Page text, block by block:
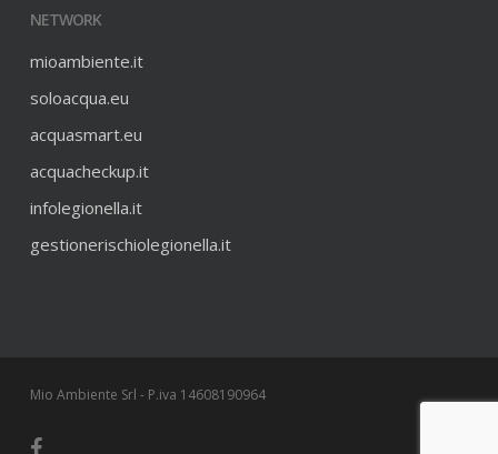
NETWORK
mioambiente.it
soloacqua.eu
acquasmart.eu
acquacheckup.it
infolegionella.it
gestionerischiolegionella.it
Mio Ambiente Srl - P.iva 14608190964
facebook